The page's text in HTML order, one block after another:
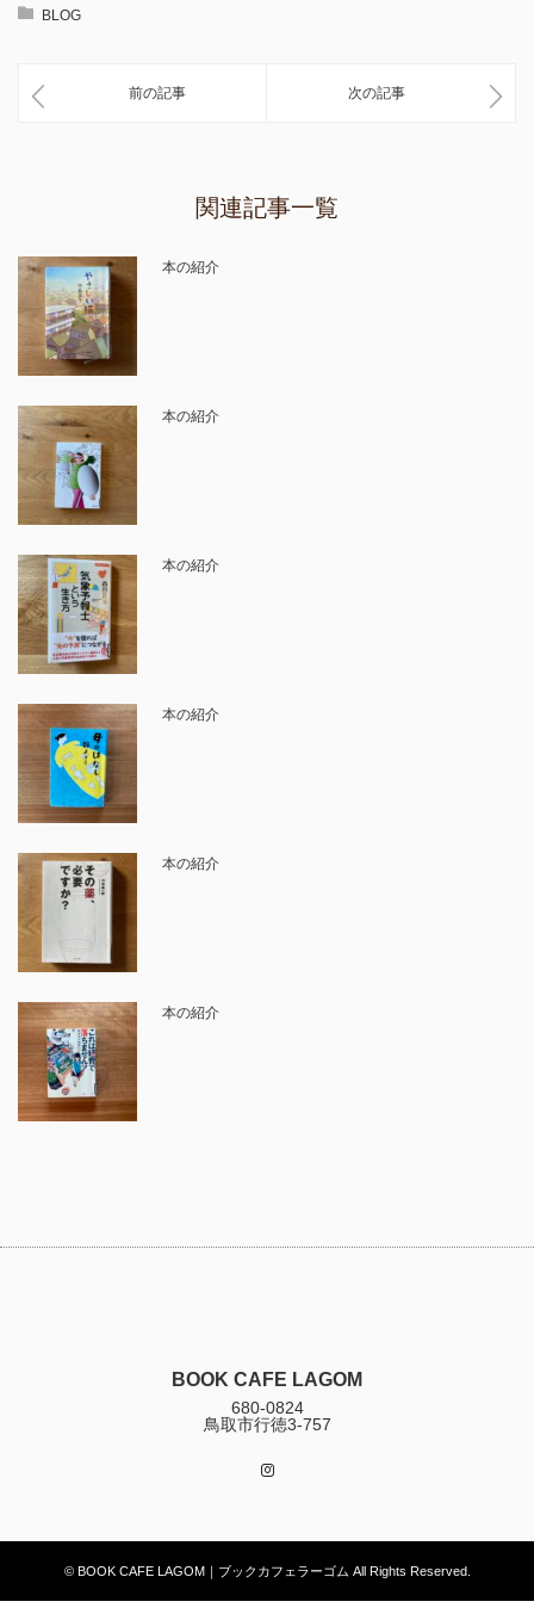
BLOG
前の記事 次の記事
関連記事一覧
本の紹介
本の紹介
本の紹介
本の紹介
本の紹介
本の紹介
BOOK CAFE LAGOM
680-0824
鳥取市行徳3-757
© BOOK CAFE LAGOM｜ブックカフェラーゴム All Rights Reserved.